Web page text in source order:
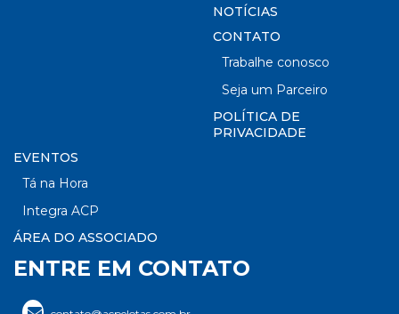
NOTÍCIAS
CONTATO
Trabalhe conosco
Seja um Parceiro
POLÍTICA DE
PRIVACIDADE
EVENTOS
Tá na Hora
Integra ACP
ÁREA DO ASSOCIADO
ENTRE EM CONTATO